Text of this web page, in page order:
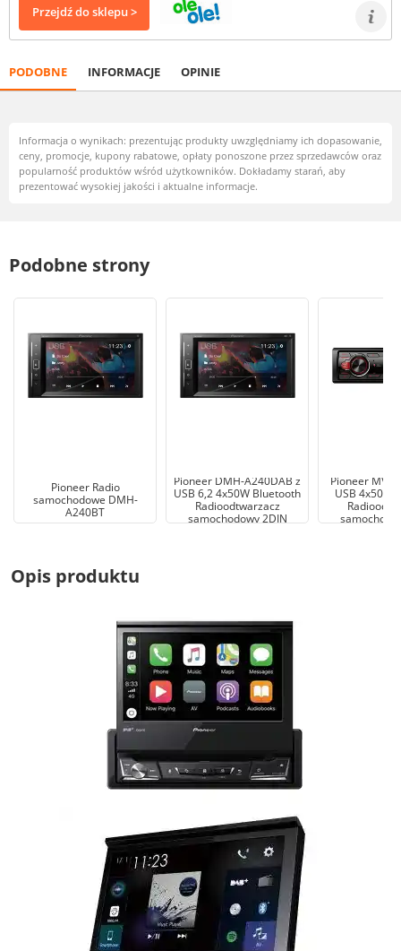
Przejdź do sklepu >
PODOBNE INFORMACJE OPINIE
Informacja o wynikach: prezentując produkty uwzględniamy ich dopasowanie,
ceny, promocje, kupony rabatowe, opłaty ponoszone przez sprzedawców oraz
popularność produktów wśród użytkowników. Dokładamy starań, aby
prezentować wysokiej jakości i aktualne informacje.
Podobne strony
Pioneer Radio
samochodowe DMH-
A240BT
Pioneer DMH-A240DAB z
USB 6,2 4x50W Bluetooth
Radioodtwarzacz
samochodowy 2DIN
Pioneer
USB 4x50W
Opis produktu